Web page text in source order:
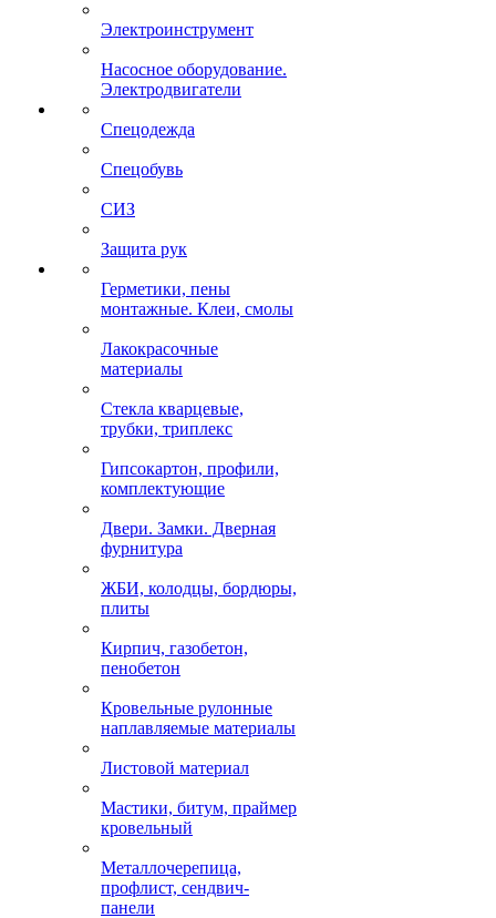
Электроинструмент
Насосное оборудование.
Электродвигатели
Спецодежда
Спецобувь
СИЗ
Защита рук
Герметики, пены
монтажные. Клеи, смолы
Лакокрасочные
материалы
Стекла кварцевые,
трубки, триплекс
Гипсокартон, профили,
комплектующие
Двери. Замки. Дверная
фурнитура
ЖБИ, колодцы, бордюры,
плиты
Кирпич, газобетон,
пенобетон
Кровельные рулонные
наплавляемые материалы
Листовой материал
Мастики, битум, праймер
кровельный
Металлочерепица,
профлист, сендвич-
панели